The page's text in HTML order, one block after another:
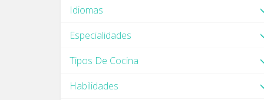
Idiomas
Especialidades
Tipos De Cocina
Habilidades